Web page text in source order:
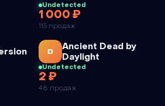
TPM
SPOOFER
Undetected
1 000 ₽
115 продаж
D Чит
Ancient Dead by
Daylight
ANCIENT
Undetected
2 ₽
48 продаж